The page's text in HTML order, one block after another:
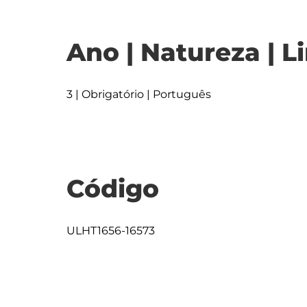
Ano | Natureza |
3 | Obrigatório | Português
Código
ULHT1656-16573